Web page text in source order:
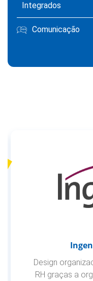
Integrados
Comunicação
Design
RH graças a